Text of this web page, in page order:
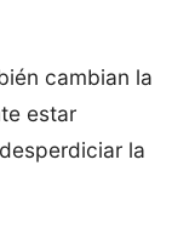
cambian la
estar
la